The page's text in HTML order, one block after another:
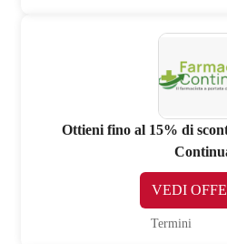
Ottieni fino al 15% di
VEDI
Termini